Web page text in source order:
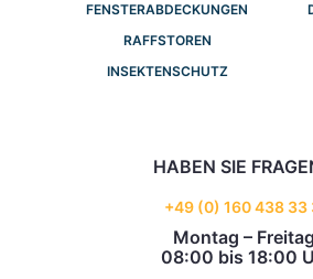
FENSTERABDECKUNGEN
RAFFSTOREN
INSEKTENSCHUTZ
HABEN SIE
+49 (0) 160 438 33
Montag –
08:00 bis 18:00